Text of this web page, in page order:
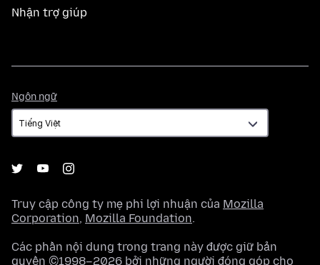
Nhận trợ giúp
Ngôn ngữ
ngữ
Truy cập công ty mẹ phi lợi nhuận của Mozilla
Corporation, Mozilla Foundation.
Các phần nội dung trong trang này được giữ bản
quyền ©1998–2026 bởi những người đóng góp cho